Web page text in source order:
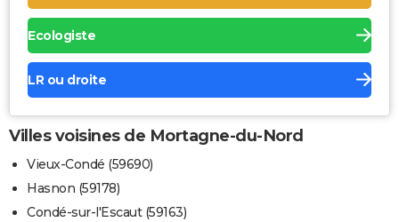
Ecologiste
LR ou droite
Villes voisines de Mortagne-du-Nord
Vieux-Condé (59690)
Hasnon (59178)
Condé-sur-l'Escaut (59163)